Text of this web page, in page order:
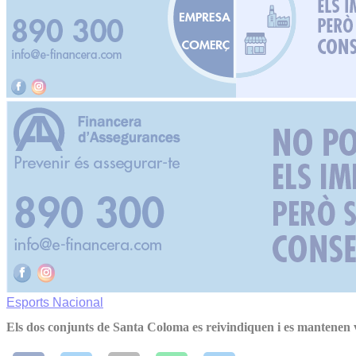
Esports Nacional
Els dos conjunts de Santa Coloma es reivindiquen i es mantenen